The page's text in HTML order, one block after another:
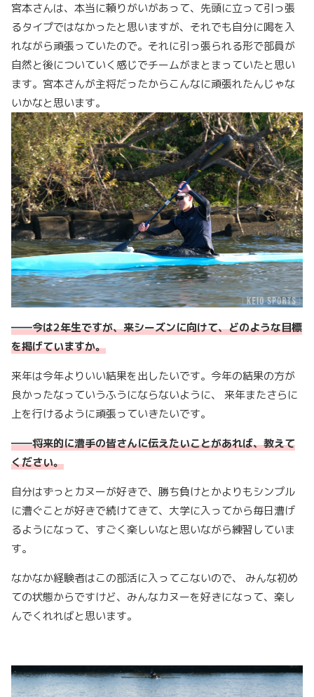
宮本さんは、本当に頼りがいがあって、先頭に立って引っ張
るタイプではなかったと思いますが、それでも自分に喝を入
れながら頑張っていたので。それに引っ張られる形で部員が
自然と後についていく感じでチームがまとまっていたと思い
ます。宮本さんが主将だったからこんなに頑張れたんじゃな
いかなと思います。
――今は2年生ですが、来シーズンに向けて、どのような目標
を掲げていますか。
来年は今年よりいい結果を出したいです。今年の結果の方が
良かったなっていうふうにならないように、 来年またさらに
上を行けるように頑張っていきたいです。
――将来的に漕手の皆さんに伝えたいことがあれば、教えて
ください。
自分はずっとカヌーが好きで、勝ち負けとかよりもシンプル
に漕ぐことが好きで続けてきて、大学に入ってから毎日漕げ
るようになって、すごく楽しいなと思いながら練習していま
す。
なかなか経験者はこの部活に入ってこないので、 みんな初め
ての状態からですけど、みんなカヌーを好きになって、楽し
んでくれればと思います。